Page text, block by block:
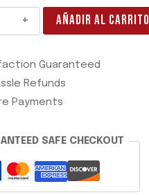
AÑADIR AL CARRITO
Guaranteed
Refunds
Payments
SAFE CHECKOUT